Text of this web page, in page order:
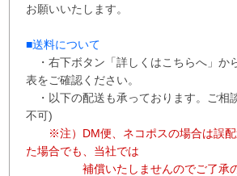
お願いいたします。
■送料について
・右下ボタン 「詳しくはこちらへ」か
表をご確認ください。
・以下の配送も承っております。ご相
不可)
※注）DM便、ネコポスの場合は誤
た場合でも、当社では
補償いたしませんのでご了承